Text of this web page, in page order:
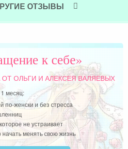
ОТЗЫВЫ
к себе»
ОТ ОЛЬГИ И АЛЕКСЕЯ ВАЛЯЕВЫХ
месяц:
по-женски и без стресса
не устраивает
менять свою жизнь